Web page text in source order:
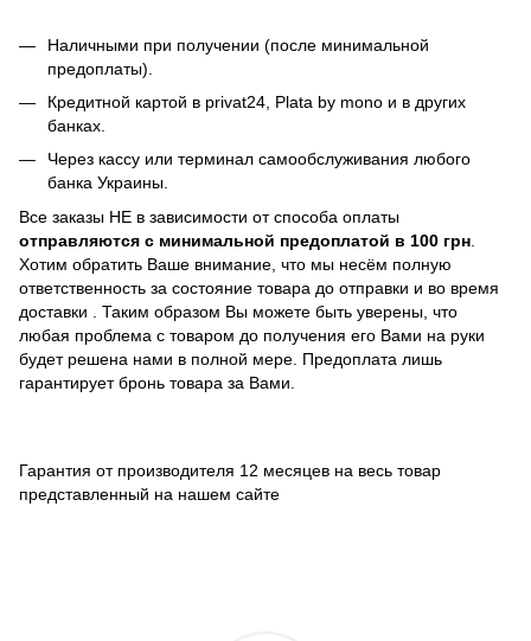
Наличными при получении (после минимальной
предоплаты).
Кредитной картой в privat24, Plata by mono и в других
банках
Через кассу или терминал самообслуживания любого
банка Украины.
Все заказы НЕ в зависимости от способа оплаты
отправляются с минимальной предоплатой в 100 грн
Хотим обратить Ваше внимание, что мы несём полную
ответственность за состояние товара до отправки и во время
доставки . Таким образом Вы можете быть уверены, что
любая проблема с товаром до получения его Вами на руки
будет решена нами в полной мере. Предоплата лишь
гарантирует бронь товара за Вами.
Гарантия от производителя 12 месяцев на весь товар
представленный на нашем сайте